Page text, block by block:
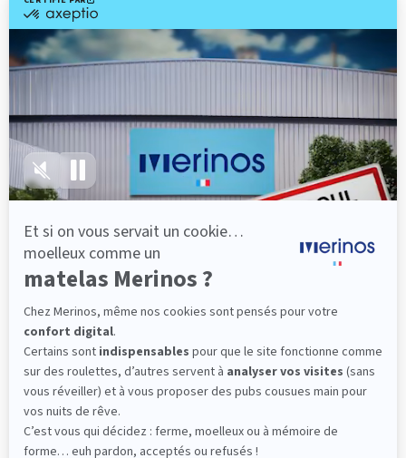
Grâce à ses 3 zones de confort, le sommier
Pencil vous assure tout son soutien. Avec les
épaules, le dos et le bassin qui reposent sur ses
lattes, vous évitez les douleurs au petit matin.
Dès 501,00 €
Découvrir
Marque Française
Service client à votre écoute